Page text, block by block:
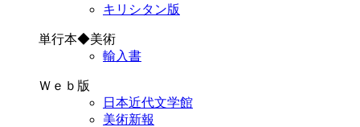
キリシタン版
単行本◆美術
輸入書
Ｗｅｂ版
日本近代文学館
美術新報